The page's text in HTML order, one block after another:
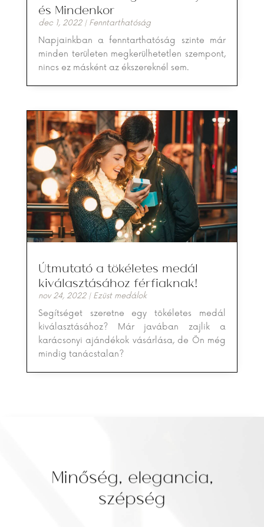
és Mindenkor
dec 1, 2022| Fenntarthatóság
Napjainkban a fenntarthatóság szinte már
minden területen megkerülhetetlen szempont,
nincs ez másként az ékszereknél sem.
Útmutató a tökéletes medál
kiválasztásához férfiaknak!
nov 24, 2022| Ezüst medálok
Segítséget szeretne egy tökéletes medál
kiválasztásához? Már javában zajlik a
karácsonyi ajándékok vásárlása, de Ön még
mindig tanácstalan?
Minőség, elegancia,
szépség